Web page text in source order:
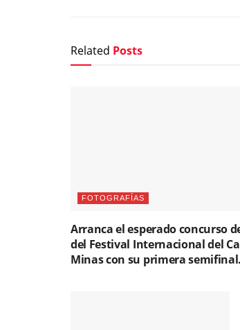
Related Posts
FOTOGRAFÍAS
Arranca el esperado concurso
del Festival Internacional del
Minas con su primera